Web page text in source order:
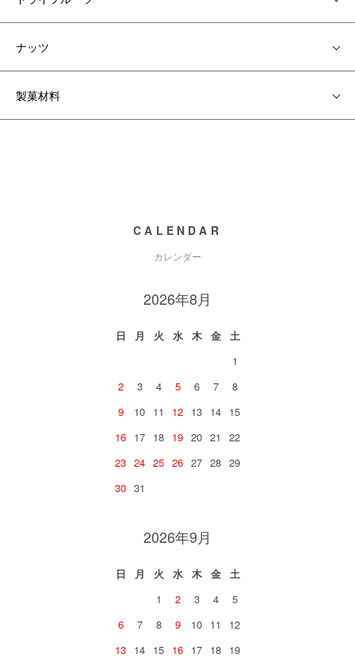
ナッツ
製菓材料
CALENDAR
カレンダー
2026年8月
日 月 火 水 木 金
土
1
2
3 4 5 6 7
8
9
10 11 12 13 14 15
16 17 18 19 20 21
22
23 24 25 26 27 28 29
30 31
2026年9月
日 月 火 水 木 金
土
1
2 3 4
5
6
7 8 9 10 11
12
13 14 15 16 17 18 19